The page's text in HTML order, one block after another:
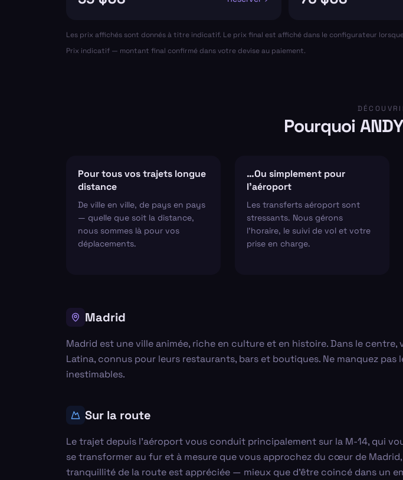
Les prix affichés sont donnés à titre indicatif. Le prix final est affiché dans le configurateur
Prix indicatif — montant final confirmé dans votre devise au paiement.
Pourquoi
Pour tous vos trajets longue
distance
De ville en ville, de pays en pays
— quelle que soit la distance,
nous sommes là pour vos
déplacements.
…Ou simplement pour
l'aéroport
Les transferts aéroport sont
stressants. Nous gérons
l'horaire, le suivi de vol et votre
prise en charge.
Madrid
Madrid est une ville animée, riche en culture et en histoire. Dans le
Latina, connus pour leurs restaurants, bars et boutiques. Ne manquez
inestimables.
Sur la route
Le trajet depuis l'aéroport vous conduit principalement sur la M-14, qui
se transformer au fur et à mesure que vous approchez du cœur de
tranquillité de la route est appréciée — mieux que d'être coincé dans un